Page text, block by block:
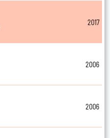
2017
2006
2006